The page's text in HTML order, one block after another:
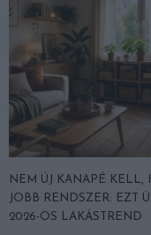
NEM ÚJ KANAPÉ KELL,
JOBB RENDSZER: EZT
2026-OS LAKÁSTREND